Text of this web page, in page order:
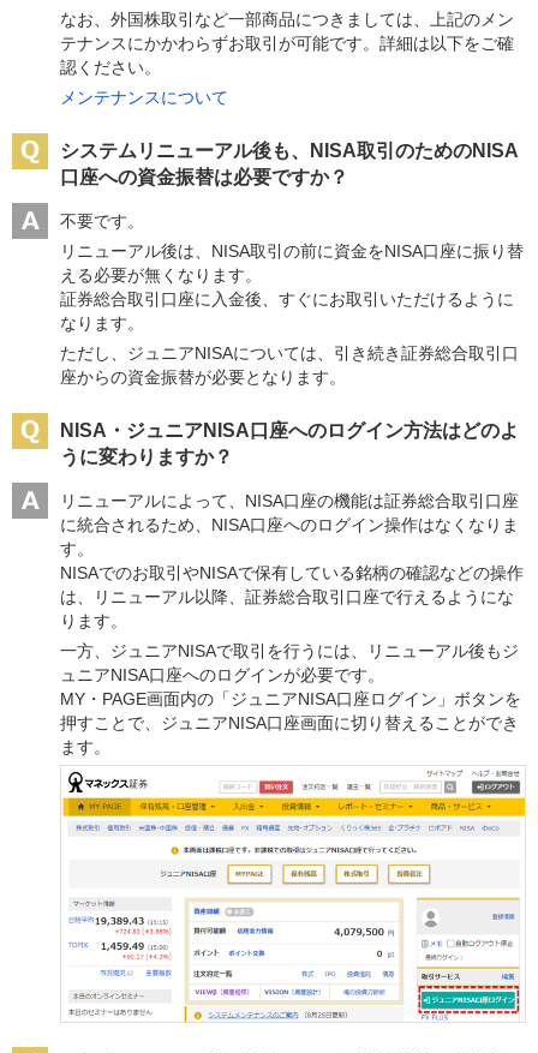
なお、外国株取引など一部商品につきましては、上記のメン
テナンスにかかわらずお取引が可能です。詳細は以下をご確
認ください。
メンテナンスについて
システムリニューアル後も、NISA取引のためのNISA
口座への資金振替は必要ですか？
不要です。
リニューアル後は、NISA取引の前に資金をNISA口座に振り替
える必要が無くなります。
証券総合取引口座に入金後、すぐにお取引いただけるように
なります。
ただし、ジュニアNISAについては、引き続き証券総合取引口
座からの資金振替が必要となります。
NISA・ジュニアNISA口座へのログイン方法はどのよ
うに変わりますか？
リニューアルによって、NISA口座の機能は証券総合取引口座
に統合されるため、NISA口座へのログイン操作はなくなりま
す。
NISAでのお取引やNISAで保有している銘柄の確認などの操作
は、リニューアル以降、証券総合取引口座で行えるようにな
ります。
一方、ジュニアNISAで取引を行うには、リニューアル後もジ
ュニアNISA口座へのログインが必要です。
MY・PAGE画面内の「ジュニアNISA口座ログイン」ボタンを
押すことで、ジュニアNISA口座画面に切り替えることができ
ます。